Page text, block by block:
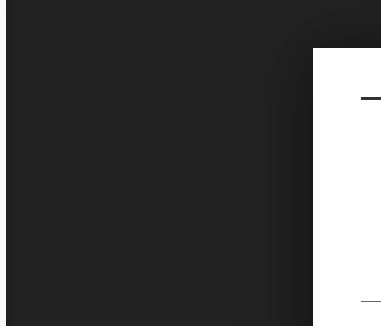
Sketchbook5, 스케치
Sketchbook5, 스케치